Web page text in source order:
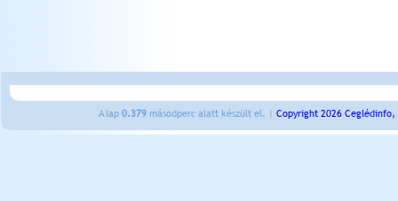
A lap 0.379 másodperc alatt készült el. | Copyright 2026